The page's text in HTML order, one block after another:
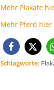
Mehr Plakate
Mehr Pferd
Schlagworte: